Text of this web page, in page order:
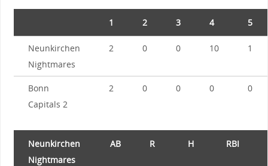
1 2 3 4 5
Neunkirchen
Nightmares
2 0 0 10 1
Bonn
Capitals 2
2 0 0 0 0
Neunkirchen
Nightmares
AB R H RBI